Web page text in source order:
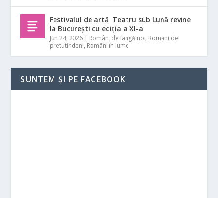
Festivalul de artă Teatru sub Lună revine
la București cu ediția a XI-a
Jun 24, 2026 | Români de langă noi, Romani de
pretutindeni, Români în lume
SUNTEM ȘI PE FACEBOOK